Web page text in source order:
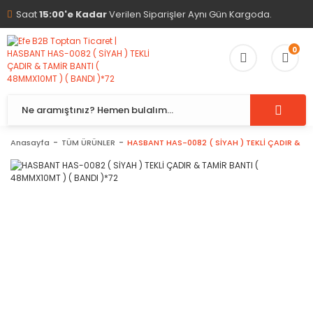
Saat15:00'e KadarVerilen Siparişler Aynı Gün Kargoda.
0
Anasayfa TÜM ÜRÜNLER HASBANT HAS-0082 ( SİYAH ) TEKLİ ÇADIR &